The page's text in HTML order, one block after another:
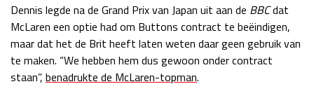
Kwalificatie
za 22:00 - 23:00
Race
LAS VEGAS GRAND PRIX 2026 20 - 22 nov
GP ABU DHABI 2026
Dennis legde na de Grand Prix van Japan uit aan de BBCdat
McLaren een optie had om Buttons contract te beëindigen,
maar dat het de Brit heeft laten weten daar geen gebruik van
te maken. “We hebben hem dus gewoon onder contract
staan”, benadrukte de McLaren-topman.